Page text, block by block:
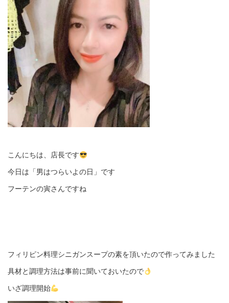
こんにちは、店長です
今日は「男はつらいよの日」です
フーテンの寅さんですね
フィリピン料理シニガンスープの素を頂いたので作ってみました
具材と調理方法は事前に聞いておいたので
いざ調理開始